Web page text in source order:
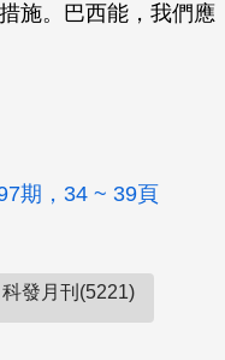
施。巴西能，我們應
期，34 ~ 39頁
科發月刊(5221)